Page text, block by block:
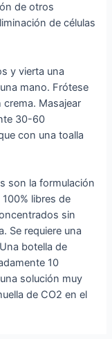
de otros
de células
y vierta una
mano. Frótese
Masajear
30-60
con una toalla
son la formulación
libres de
sin
Se requiere una
botella de
10
solución muy
de CO2 en el